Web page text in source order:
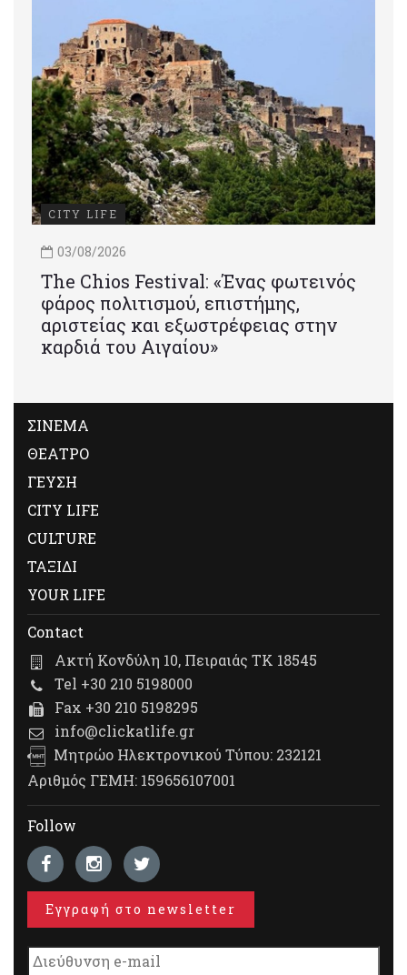
CITY LIFE
03/08/2026
Τhe Chios Festival: «Ένας φωτεινός
φάρος πολιτισμού, επιστήμης,
αριστείας και εξωστρέφειας στην
καρδιά του Αιγαίου»
ΣΙΝΕΜΑ
ΘΕΑΤΡΟ
ΓΕΥΣΗ
CITY LIFE
CULTURE
ΤΑΞΙΔΙ
YOUR LIFE
Contact
Ακτή Κονδύλη 10, Πειραιάς ΤΚ 18545
Tel +30 210 5198000
Fax +30 210 5198295
info@clickatlife.gr
Μητρώο Ηλεκτρονικού Τύπου: 232121
Αριθμός ΓΕΜΗ: 159656107001
Follow
Εγγραφή στο newsletter